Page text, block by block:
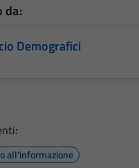
da:
Demografici
all'informazione